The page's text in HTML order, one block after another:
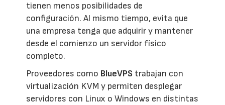
tienen menos posibilidades de
configuración. Al mismo tiempo, evita que
una empresa tenga que adquirir y mantener
desde el comienzo un servidor físico
completo.
Proveedores como BlueVPS trabajan con
virtualización KVM y permiten desplegar
servidores con Linux o Windows en distintas